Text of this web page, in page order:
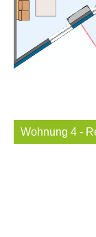
Wohnung 4 -